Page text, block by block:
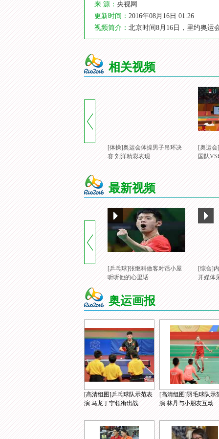
来 源： 央视网
更新时间： 2016年08月16日 01:26
视频简介： 北京时间8月16日，里约奥运
相关视频
[体操]奥运会体操男子吊环决
赛 刘洋精彩表现
[奥运
国队
最新视频
[乒乓球]张继科做客对话小屋
听听他的心里话
[综合]
开媒体
奥运画报
[高清组图]乒乓球队示范表
演 马龙丁宁领衔出战
[高清组图]羽毛球队示
演 林丹与小朋友互动